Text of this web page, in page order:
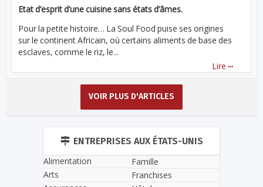
Etat d’esprit d’une cuisine sans états d’âmes.
Pour la petite histoire… La Soul Food puise ses origines
sur le continent Africain, où certains aliments de base des
esclaves, comme le riz, le...
Lire ...
VOIR PLUS D'ARTICLES
ENTREPRISES AUX ÉTATS-UNIS
Alimentation
Arts
Famille
Franchises